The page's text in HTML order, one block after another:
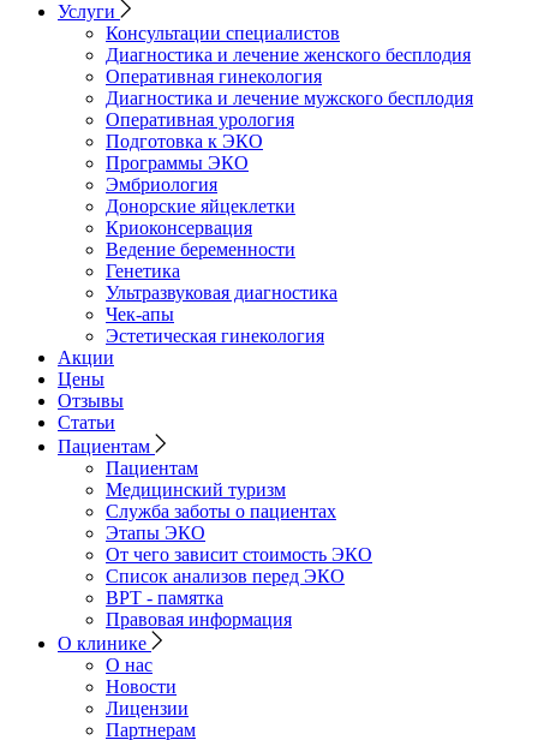
Услуги
Консультации специалистов
Диагностика и лечение женского бесплодия
Оперативная гинекология
Диагностика и лечение мужского бесплодия
Оперативная урология
Подготовка к ЭКО
Программы ЭКО
Эмбриология
Донорские яйцеклетки
Криоконсервация
Ведение беременности
Генетика
Ультразвуковая диагностика
Чек-апы
Эстетическая гинекология
Акции
Цены
Отзывы
Статьи
Пациентам
Пациентам
Медицинский туризм
Служба заботы о пациентах
Этапы ЭКО
От чего зависит стоимость ЭКО
Список анализов перед ЭКО
ВРТ - памятка
Правовая информация
О клинике
О нас
Новости
Лицензии
Партнерам